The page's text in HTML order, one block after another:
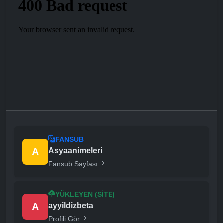
A
FANSUB
Asyaanimeleri
Fansub Sayfası
A
YÜKLEYEN (SITE)
ayyildizbeta
Profili Gör